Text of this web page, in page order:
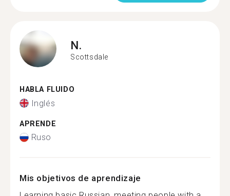
N.
Scottsdale
HABLA FLUIDO
Inglés
APRENDE
Ruso
Mis objetivos de aprendizaje